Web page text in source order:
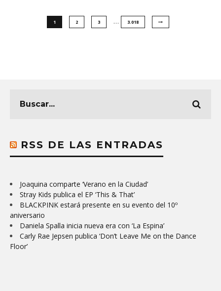
1 2 3 … 3.018
RSS DE LAS ENTRADAS
Joaquina comparte ‘Verano en la Ciudad’
Stray Kids publica el EP ‘This & That’
BLACKPINK estará presente en su evento del 10º
aniversario
Daniela Spalla inicia nueva era con ‘La Espina’
Carly Rae Jepsen publica ‘Don’t Leave Me on the Dance
Floor’